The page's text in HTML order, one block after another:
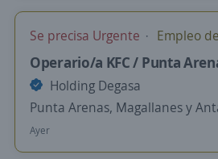
Se precisa Urgente Empleo
Operario/a KFC / Punta
Holding Degasa
Punta Arenas, Magallanes y
Ayer